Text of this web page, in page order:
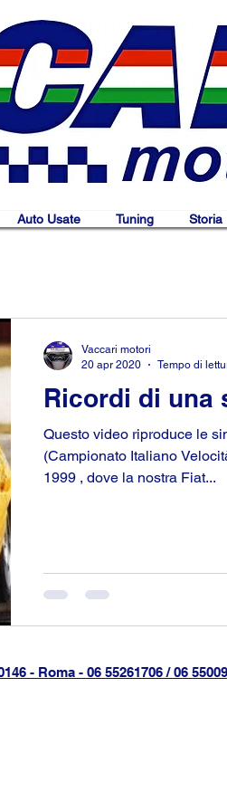
Auto Usate Tuning Storia
Ricordi di una
Questo video riproduce le
(Campionato Italiano
1999 , dove la nostra Fiat...
Vaccari motori
20 apr 2020
Tempo di
- Roma - 06 55261706 / 06